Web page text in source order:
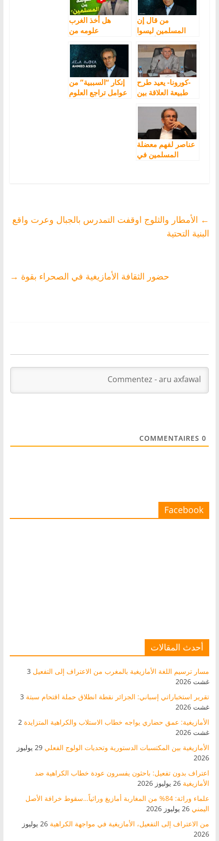
من قال إن
المسلمين ليسوا
هل أخذ الغرب
علومه من
-كورونا- يعيد طرح
طبيعة العلاقة بين
المسلمين
إنكار “السببية” من
عوامل تراجع العلوم
عناصر لفهم معضلة
المسلمين في
← الأمطار والثلوج اوقفت التمدرس بالجبال وعرت واقع
البنية التحتية
حضور الثقافة الأمازيغية في الصحراء بقوة →
0
COMMENTAIRES
Facebook
أحدث المقالات
مسار ترسيم اللغة الأمازيغية بالمغرب من الاعتراف إلى التفعيل 3
غشت 2026
تقرير استخباراتي إسباني: الجزائر نقطة انطلاق حملة اقتحام سبتة 3
غشت 2026
الأمازيغية: عمق حضاري يواجه خطاب الاستلاب والكراهية المتزايدة 2
غشت 2026
الأمازيغية بين المكتسبات الدستورية وتحديات الولوج الفعلي
29 يوليوز
2026
اعتراف بدون تفعيل: باحثون يفسرون عودة خطاب الكراهية ضد
الأمازيغية 26 يوليوز 2026
علماء وراثة: 84% من المغاربة أمازيغ وراثياً…سقوط خرافة الأصل
اليمني 26 يوليوز 2026
من الاعتراف إلى التفعيل، الأمازيغية في مواجهة الكراهية
26 يوليوز
2026